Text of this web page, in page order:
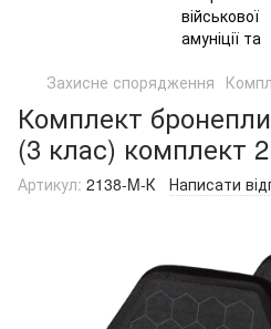
Захисне спорядження
Комплект
(3 клас) комплект
Артикул: 2138-M-К Написати